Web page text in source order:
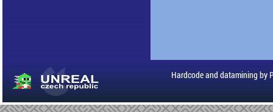
Hardcode and datamining by